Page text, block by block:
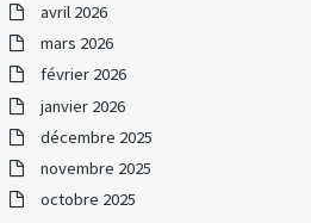
avril 2026
mars 2026
février 2026
janvier 2026
décembre 2025
novembre 2025
octobre 2025